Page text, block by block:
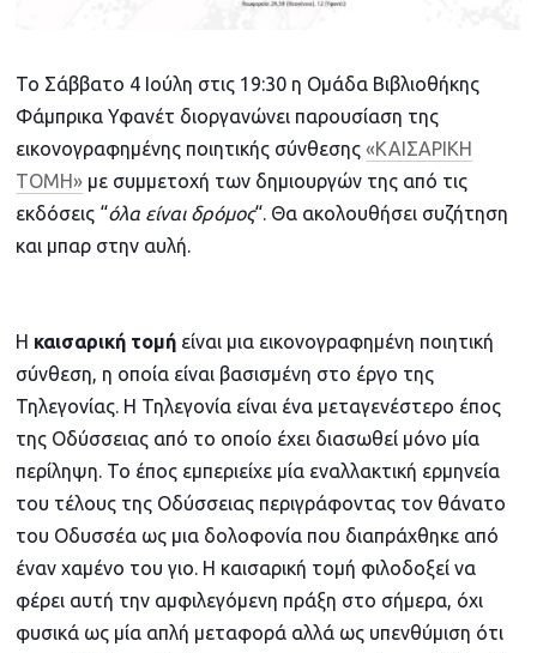
To Σάββατο 4 Ιούλη στις 19:30 η Ομάδα Βιβλιοθήκης
Φάμπρικα Υφανέτ διοργανώνει παρουσίαση της
εικονογραφημένης ποιητικής σύνθεσης«ΚΑΙΣΑΡΙΚΗ
ΤΟΜΗ» με συμμετοχή των δημιουργών της από τις
εκδόσεις “όλα είναι δρόμος“. Θα ακολουθήσει συζήτηση
και μπαρ στην αυλή.
Η καισαρική τομή είναι μια εικονογραφημένη ποιητική
σύνθεση, η οποία είναι βασισμένη στo έργο της
Τηλεγονίας. Η Τηλεγονία είναι ένα μεταγενέστερο έπος
της Οδύσσειας από το οποίο έχει διασωθεί μόνο μία
περίληψη. Το έπος εμπεριείχε μία εναλλακτική ερμηνεία
του τέλους της Οδύσσειας περιγράφοντας τον θάνατο
του Οδυσσέα ως μια δολοφονία που διαπράχθηκε από
έναν χαμένο του γιο. Η καισαρική τομή φιλοδοξεί να
φέρει αυτή την αμφιλεγόμενη πράξη στο σήμερα, όχι
φυσικά ως μία απλή μεταφορά αλλά ως υπενθύμιση ότι